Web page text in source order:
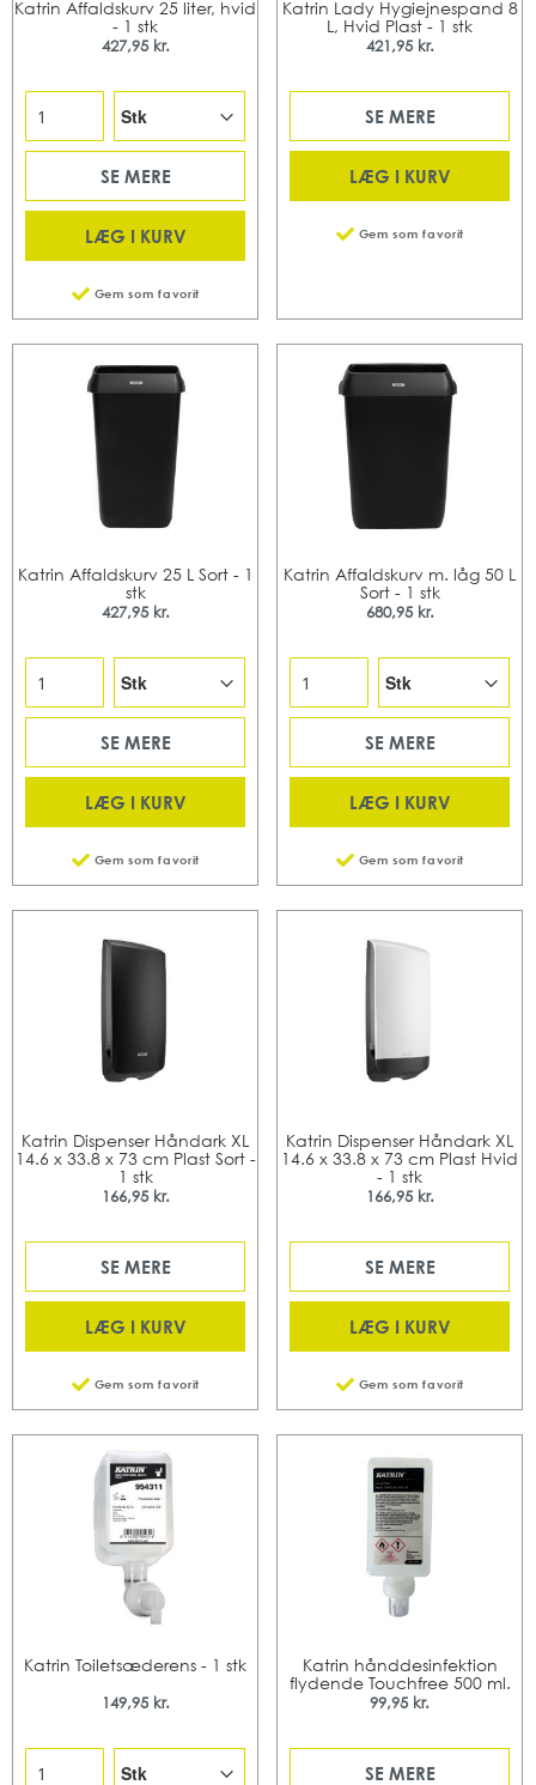
Katrin Affaldskurv 25 liter, hvid
- 1 stk
427,95 kr.
SE MERE
LÆG I KURV
Gem som favorit
Katrin Lady Hygiejnespand 8
L, Hvid Plast - 1 stk
421,95 kr.
SE MERE
LÆG I KURV
Gem som favorit
Katrin Affaldskurv 25 L Sort - 1
stk
427,95 kr.
SE MERE
LÆG I KURV
Gem som favorit
Katrin Affaldskurv m. låg 50 L
Sort - 1 stk
680,95 kr.
SE MERE
LÆG I KURV
Gem som favorit
Katrin Dispenser Håndark XL
14.6 x 33.8 x 73 cm Plast Sort -
1 stk
166,95 kr.
SE MERE
LÆG I KURV
Gem som favorit
Katrin Dispenser Håndark XL
14.6 x 33.8 x 73 cm Plast Hvid
- 1 stk
166,95 kr.
SE MERE
LÆG I KURV
Gem som favorit
Katrin Toiletsæderens - 1 stk
149,95 kr.
Katrin hånddesinfektion
flydende Touchfree 500 ml.
99,95 kr.
SE MERE